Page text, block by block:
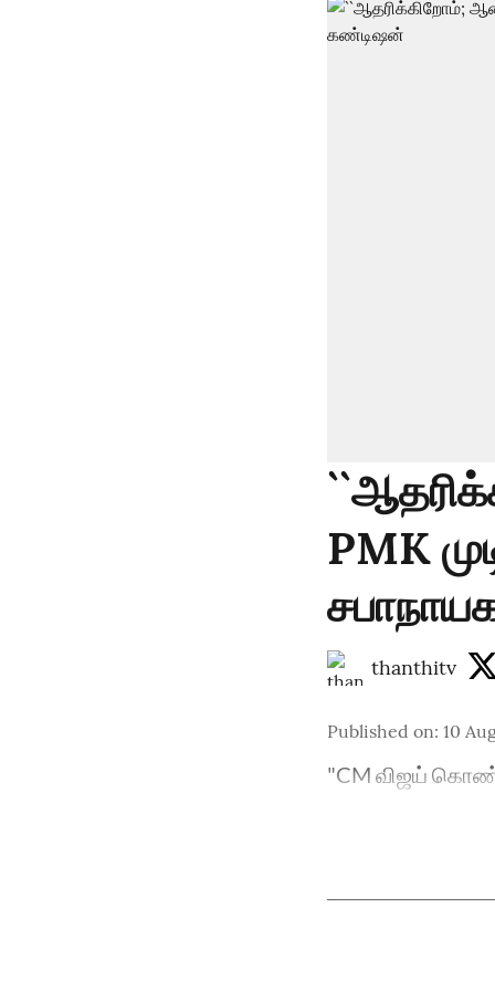
PMK
thanthitv
Published on: 10
"CM விஜய்